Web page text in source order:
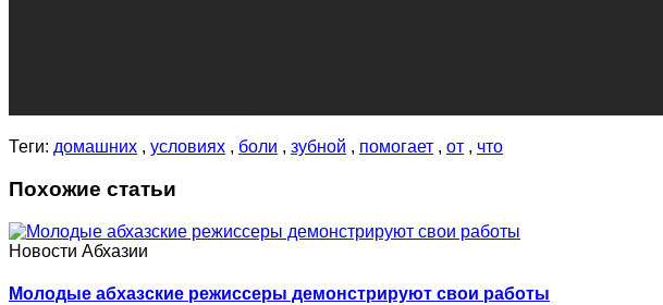
Теги: домашних , условиях , боли , зубной , помогает , от , что
Похожие статьи
Новости Абхазии
Молодые абхазские режиссеры демонстрируют свои работы